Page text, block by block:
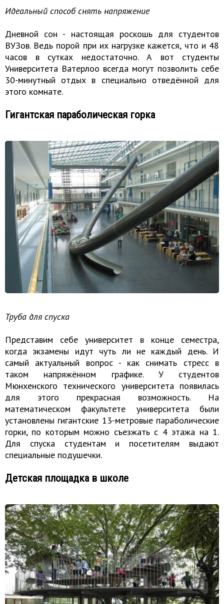
Идеальный способ снять напряжение
Дневной сон - настоящая роскошь для студентов
ВУЗов. Ведь порой при их нагрузке кажется, что и 48
часов в сутках недостаточно. А вот студенты
Университета Ватерлоо всегда могут позволить себе
30-минутный отдых в специально отведённой для
этого комнате.
Гигантская параболическая горка
Труба для спуска
Представим себе университет в конце семестра,
когда экзамены идут чуть ли не каждый день. И
самый актуальный вопрос - как снимать стресс в
таком напряжённом графике. У студентов
Мюнхенского технического университета появилась
для этого прекрасная возможность. На
математическом факультете университета были
установлены гигантские 13-метровые параболические
горки, по которым можно съезжать с 4 этажа на 1.
Для спуска студентам и посетителям выдают
специальные подушечки.
Детская площадка в школе